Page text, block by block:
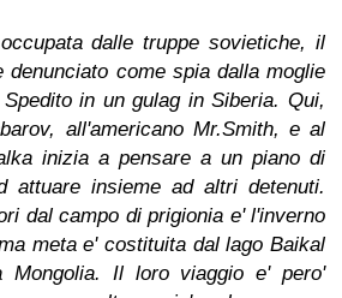
dalle truppe sovietiche, il
denunciato come spia dalla moglie
in un gulag in Siberia. Qui,
all'americano Mr.Smith, e al
inizia a pensare a un piano di
attuare insieme ad altri detenuti.
dal campo di prigionia e' l'inverno
meta e' costituita dal lago Baikal
Il loro viaggio e' pero'